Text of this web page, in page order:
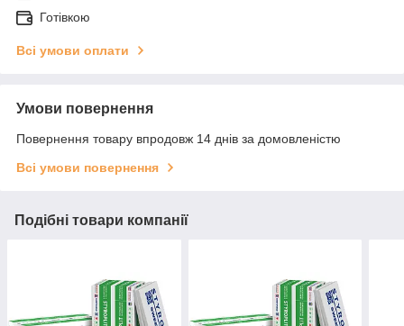
Готівкою
Всі умови оплати
Умови повернення
Повернення товару впродовж 14 днів за домовленістю
Всі умови повернення
Подібні товари компанії